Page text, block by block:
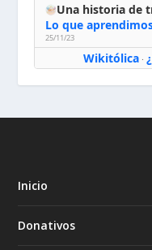
Una historia de
Lo que
25/11/23
Wikitólica·
Inicio
Donativos